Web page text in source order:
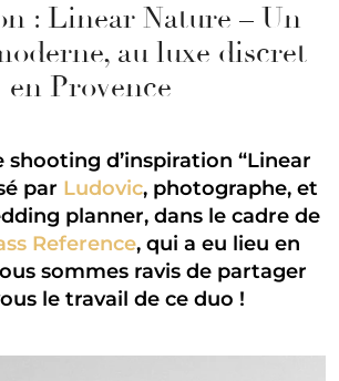
: Linear Nature – Un
au luxe discret
en Provence
shooting d’inspiration “Linear
par Ludovic, photographe, et
planner, dans le cadre de
Reference, qui a eu lieu en
sommes ravis de partager
le travail de ce duo !